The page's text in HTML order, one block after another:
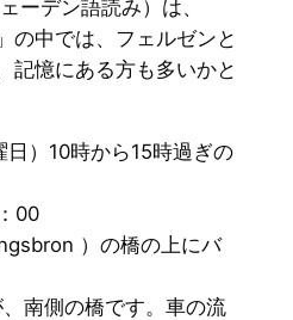
ーデン語読み）は、
の中では、フェルゼンと
記憶にある方も多いかと
）10時から15時過ぎの
00
）の橋の上にバ
南側の橋です。 車の流